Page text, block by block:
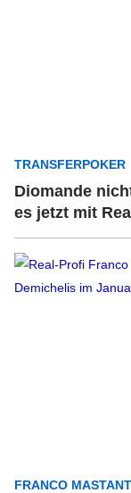
TRANSFERPOKER
Diomande
es jetzt mit
FRANCO